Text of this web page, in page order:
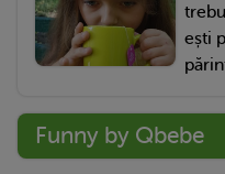
ești
Funny by Qbebe